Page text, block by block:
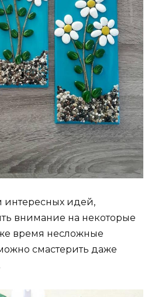
интересных идей,
внимание на некоторые
время несложные
смастерить даже